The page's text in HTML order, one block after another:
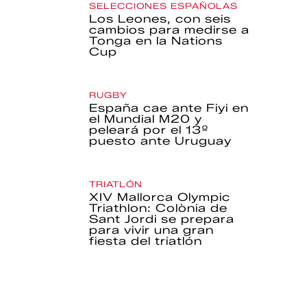
SELECCIONES ESPAÑOLAS
Los Leones, con seis
cambios para medirse a
Tonga en la Nations
Cup
RUGBY
España cae ante Fiyi en
el Mundial M20 y
peleará por el 13º
puesto ante Uruguay
TRIATLÓN
XIV Mallorca Olympic
Triathlon: Colònia de
Sant Jordi se prepara
para vivir una gran
fiesta del triatlón